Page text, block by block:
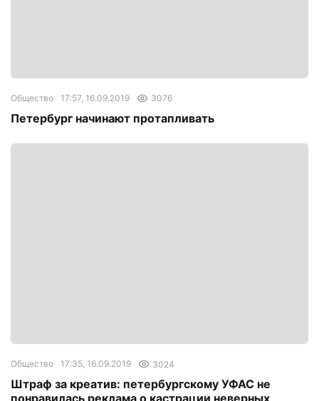
Общество 17:57, 16.09.2019 3076
Петербург начинают протапливать
Общество 17:35, 16.09.2019 3024
Штраф за креатив: петербургскому УФАС не